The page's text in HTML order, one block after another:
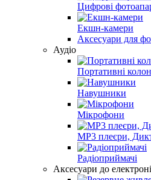
Цифрові
Екшн-камери
Аксесуари для
Аудіо
Портативні
Навушники
Мікрофони
MP3 плеєри,
Радіоприймачі
Аксесуари до